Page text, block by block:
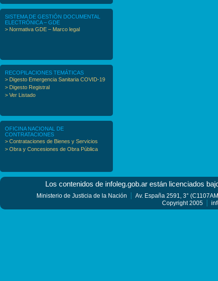
SISTEMA DE GESTIÓN DOCUMENTAL
ELECTRÓNICA – GDE
> Normativa GDE – Marco legal
RECOPILACIONES TEMÁTICAS
> Digesto Emergencia Sanitaria COVID-19
> Digesto Registral
> Ver Listado
OFICINA NACIONAL DE
CONTRATACIONES
> Contrataciones de Bienes y Servicios
> Obra y Concesiones de Obra Pública
Los contenidos de infoleg.gob.ar están licenciados
Ministerio de Justicia de la Nación
Av. España 2591, 3°
Copyright 2005